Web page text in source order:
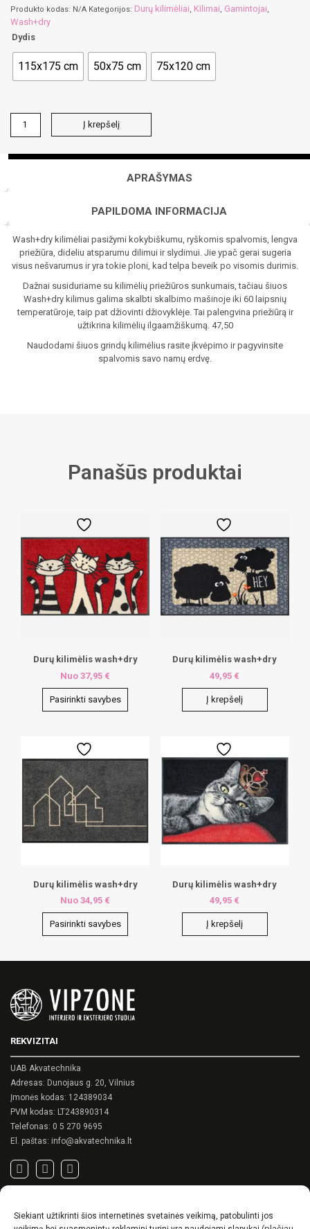
Siekiant užtikrinti šios internetinės svetainės veikimą, patobulinti jos
Produkto kodas: N/A Kategorijos: Durų kilimėliai, Kilimai, Gamintojai,
Wash+dry
Dydis
115x175 cm 50x75 cm 75x120 cm
kiekis:
kilimėlis
Į krepšelį
APRAŠYMAS
PAPILDOMA INFORMACIJA
Wash+dry kilimėliai pasižymi kokybiškumu, ryškomis spalvomis, lengva
priežiūra, dideliu atsparumu dilimui ir slydimui. Jie ypač gerai sugeria
visus nešvarumus ir yra tokie ploni, kad telpa beveik po visomis durimis.
Dažnai susiduriame su kilimėlių priežiūros sunkumais, tačiau šiuos
Wash+dry kilimus galima skalbti skalbimo mašinoje iki 60 laipsnių
temperatūroje, taip pat džiovinti džiovyklėje. Tai palengvina priežiūrą ir
užtikrina kilimėlių ilgaamžiškumą. 47,50
Naudodami šiuos grindų kilimėlius rasite įkvėpimo ir pagyvinsite
spalvomis savo namų erdvę.
Panašūs produktai
Durų kilimėlis wash+dry
Nuo37,95 €
Pasirinkti savybes
variants.
The
options
may
be
chosen
on
page
Durų kilimėlis wash+dry
49,95 €
Į krepšelį
Durų kilimėlis wash+dry
Nuo34,95 €
Pasirinkti savybes
variants.
The
options
be
chosen
on
the
product
Durų kilimėlis wash+dry
49,95 €
Į krepšelį
REKVIZITAI
UAB Akvatechnika
Adresas: Dunojaus g. 20, Vilnius
Įmonės kodas: 124389034
PVM kodas: LT243890314
Telefonas: 0 5 270 9695
El. paštas: info@akvatechnika.lt
Privatumo politika